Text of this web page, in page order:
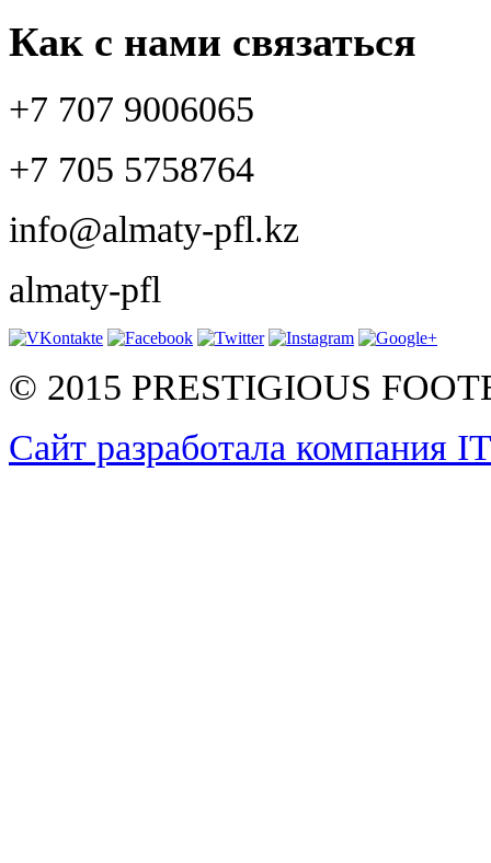
Как с нами связаться
+7 707 9006065
+7 705 5758764
info@almaty-pfl.kz
almaty-pfl
© 2015 PRESTIGIOUS
Сайт разработала компания